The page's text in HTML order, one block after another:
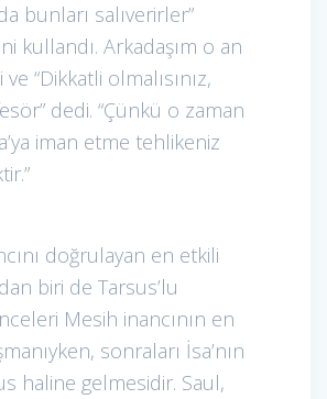
bunları salıverirler”
kullandı. Arkadaşım o an
“Dikkatli olmalısınız,
dedi. “Çünkü o zaman
iman etme tehlikeniz
doğrulayan en etkili
biri de Tarsus’lu
Mesih inancının en
sonraları İsa’nın
haline gelmesidir. Saul,